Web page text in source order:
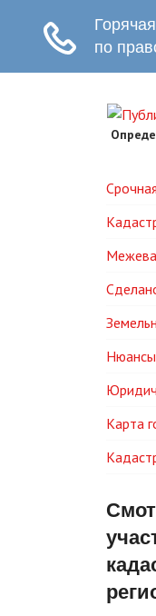
Нюансы
Карта